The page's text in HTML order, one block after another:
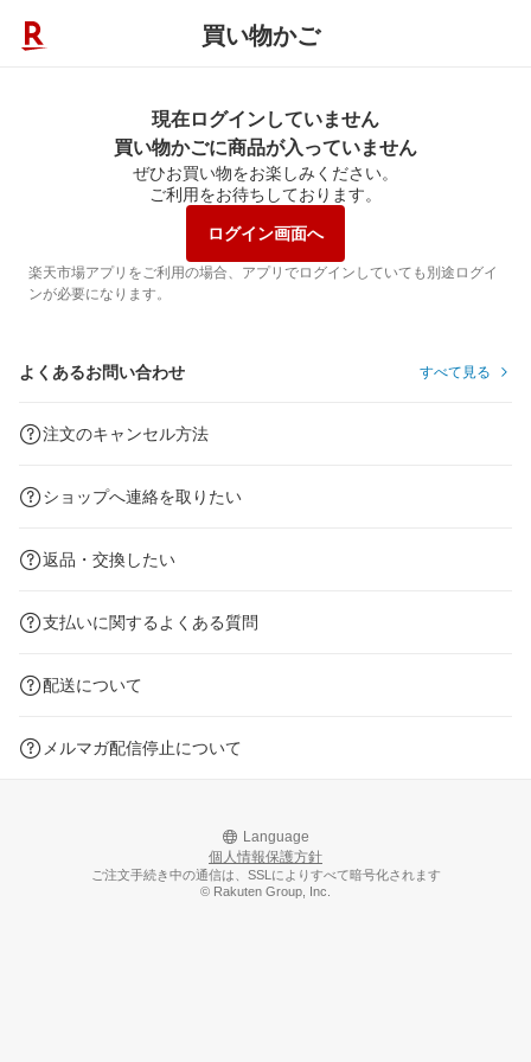
買い物かご
現在ログインしていません
買い物かごに商品が入っていません
ぜひお買い物をお楽しみください。
ご利用をお待ちしております。
ログイン画面へ
楽天市場アプリをご利用の場合、アプリでログインしていても別途ログイ
ンが必要になります。
よくあるお問い合わせ すべて見る
注文のキャンセル方法
ショップへ連絡を取りたい
返品・交換したい
支払いに関するよくある質問
配送について
メルマガ配信停止について
Language
個人情報保護方針
ご注文手続き中の通信は、SSLによりすべて暗号化されます
© Rakuten Group, Inc.